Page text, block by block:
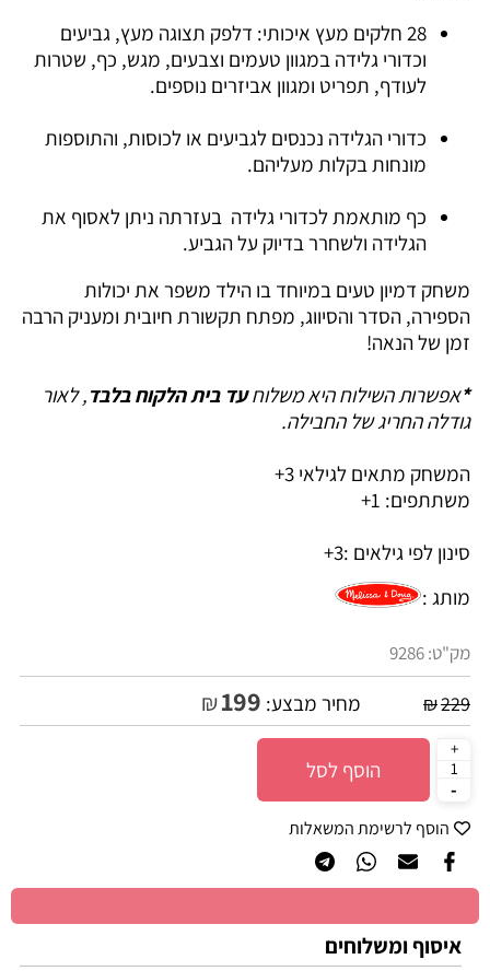
28 חלקים מעץ איכותי: דלפק תצוגה מעץ, גביעים
וכדורי גלידה במגוון טעמים וצבעים, מגש, כף, שטרות
לעודף, תפריט ומגוון אביזרים נוספים.
כדורי הגלידה נכנסים לגביעים או לכוסות, והתוספות
מונחות בקלות מעליהם.
כף מותאמת לכדורי גלידה בעזרתה ניתן לאסוף את
הגלידה ולשחרר בדיוק על הגביע.
משחק דמיון טעים במיוחד בו הילד משפר את יכולות
הספירה, הסדר והסיווג, מפתח תקשורת חיובית ומעניק הרבה
זמן של הנאה!
*אפשרות השילוח היא משלוחעד בית הלקוח בלבד, לאור
גודלה החריג של החבילה.
המשחק מתאים לגילאי 3+
משתתפים: 1+
סינון לפי גילאים :3+
מותג :
מק"ט:9286
₪229 מחיר מבצע: ₪199
הוסף לסל
הוסף לרשימת המשאלות
איסוף ומשלוחים